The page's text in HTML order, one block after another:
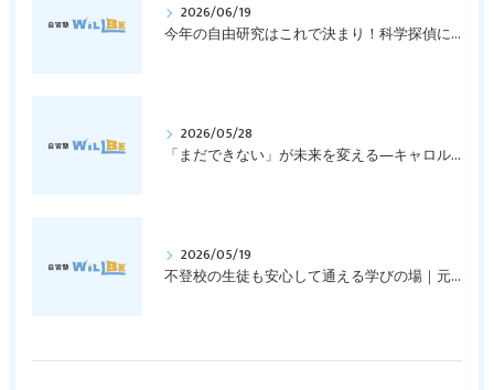
2026/06/19
今年の自由研究はこれで決まり！科学探偵になって指紋の謎を解き明かそう！｜元中学高校教員で私立学校の放課後校内塾を経営する西宮・今津の習いごと教室＆自習塾WillBe
2026/05/28
「まだできない」が未来を変える―キャロル・ドゥエックの成長マインドセットとは？｜元中学高校教員で私立学校の放課後校内塾を経営する西宮・今津の習いごと教室＆自習塾WillBe
2026/05/19
不登校の生徒も安心して通える学びの場｜元中学高校教員で私立学校の放課後校内塾を経営する西宮・今津の習いごと教室＆自習塾WillBe